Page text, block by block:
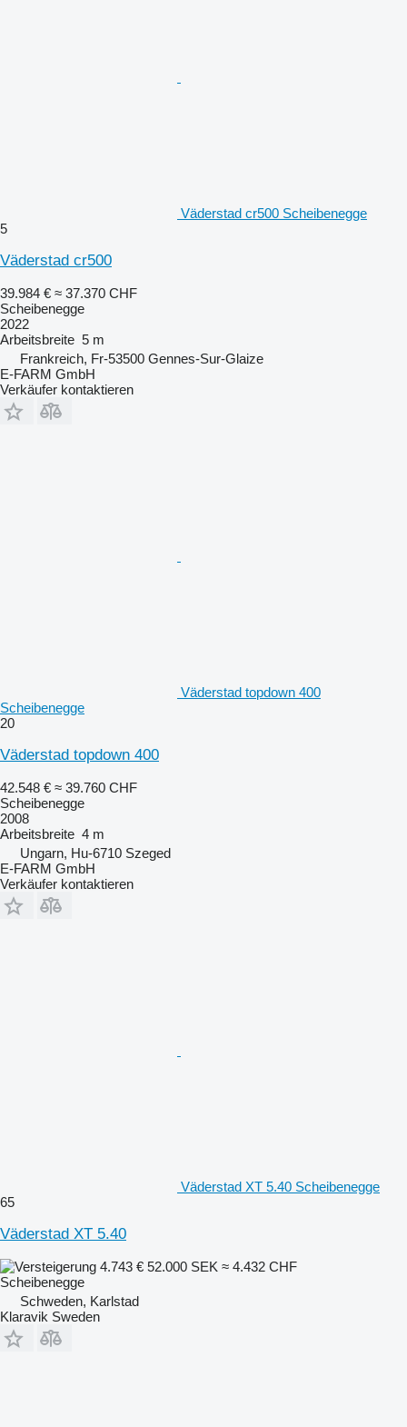
Väderstad cr500 Scheibenegge
5
Väderstad cr500
39.984 € ≈ 37.370 CHF
Scheibenegge
2022
Arbeitsbreite 5 m
Frankreich, Fr-53500 Gennes-Sur-Glaize
E-FARM GmbH
Verkäufer kontaktieren
Väderstad topdown 400
Scheibenegge
20
Väderstad topdown 400
42.548 € ≈ 39.760 CHF
Scheibenegge
2008
Arbeitsbreite 4 m
Ungarn, Hu-6710 Szeged
E-FARM GmbH
Verkäufer kontaktieren
Väderstad XT 5.40 Scheibenegge
65
Väderstad XT 5.40
4.743 € 52.000 SEK ≈ 4.432 CHF
Scheibenegge
Schweden, Karlstad
Klaravik Sweden